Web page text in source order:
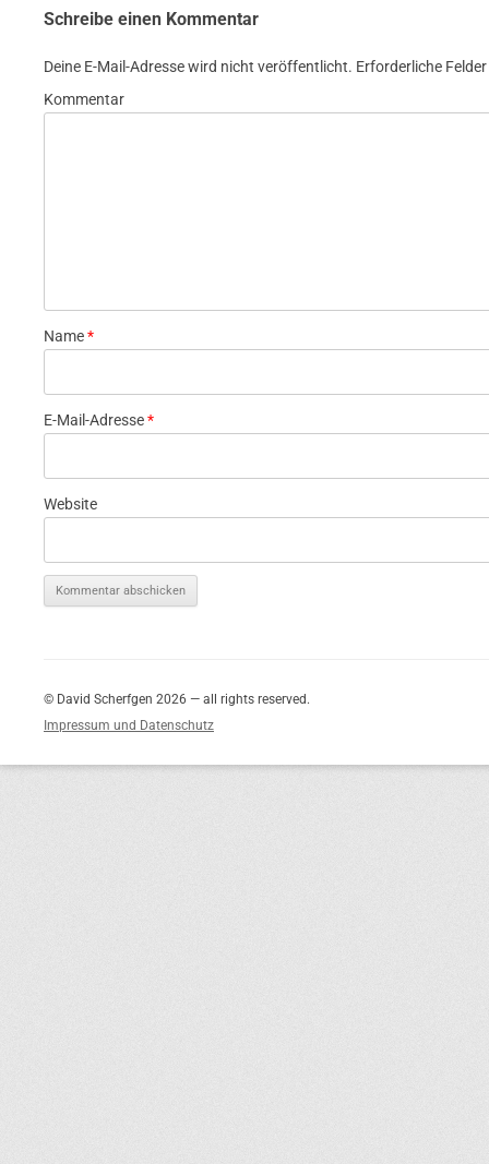
Schreibe einen Kommentar
Deine E-Mail-Adresse wird nicht veröffentlicht. Erforderliche
Kommentar
Name*
E-Mail-Adresse*
Website
© David Scherfgen 2026 — all rights reserved.
Impressum und Datenschutz